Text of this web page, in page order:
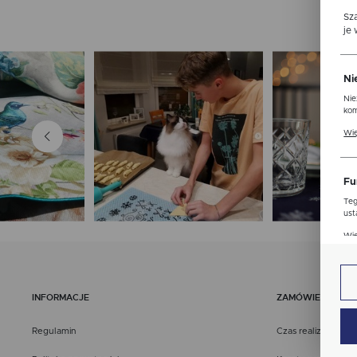
INFORMACJE
Regulamin
ZAMÓWIENIA
Czas realizacji
je